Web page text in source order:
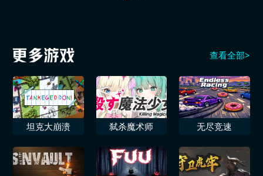
查看全部>
坦克大崩溃 弑杀魔术师 无尽竞速